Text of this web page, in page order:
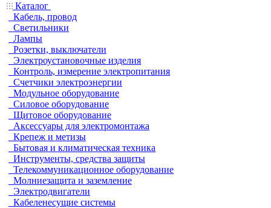
Каталог
Кабель, провод
Светильники
Лампы
Розетки, выключатели
Электроустановочные изделия
Контроль, измерение электропитания
Счетчики электроэнергии
Модульное оборудование
Силовое оборудование
Щитовое оборудование
Аксессуары для электромонтажа
Крепеж и метизы
Бытовая и климатическая техника
Инструменты, средства защиты
Телекоммуникационное оборудование
Молниезащита и заземление
Электродвигатели
Кабеленесущие системы